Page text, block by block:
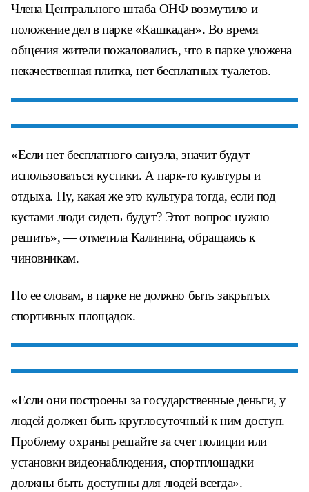
Члена Центрального штаба ОНФ возмутило и
положение дел в парке «Кашкадан». Во время
общения жители пожаловались, что в парке уложена
некачественная плитка, нет бесплатных туалетов.
«Если нет бесплатного санузла, значит будут
использоваться кустики. А парк-то культуры и
отдыха. Ну, какая же это культура тогда, если под
кустами люди сидеть будут? Этот вопрос нужно
решить», — отметила Калинина, обращаясь к
чиновникам.
По ее словам, в парке не должно быть закрытых
спортивных площадок.
«Если они построены за государственные деньги, у
людей должен быть круглосуточный к ним доступ.
Проблему охраны решайте за счет полиции или
установки видеонаблюдения, спортплощадки
должны быть доступны для людей всегда».